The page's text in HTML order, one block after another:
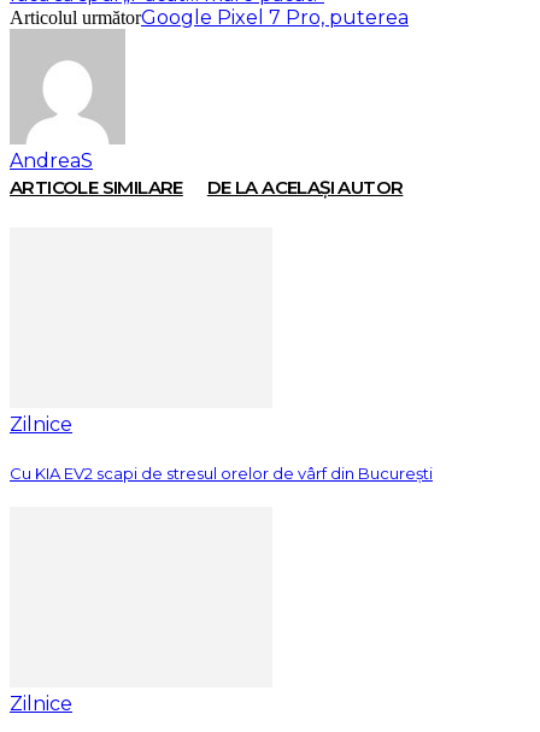
Articolul următorGoogle Pixel 7 Pro, puterea
AndreaS
ARTICOLE SIMILARE
DE LA ACELAȘI AUTOR
Zilnice
Cu KIA EV2 scapi de stresul orelor de vârf din București
Zilnice